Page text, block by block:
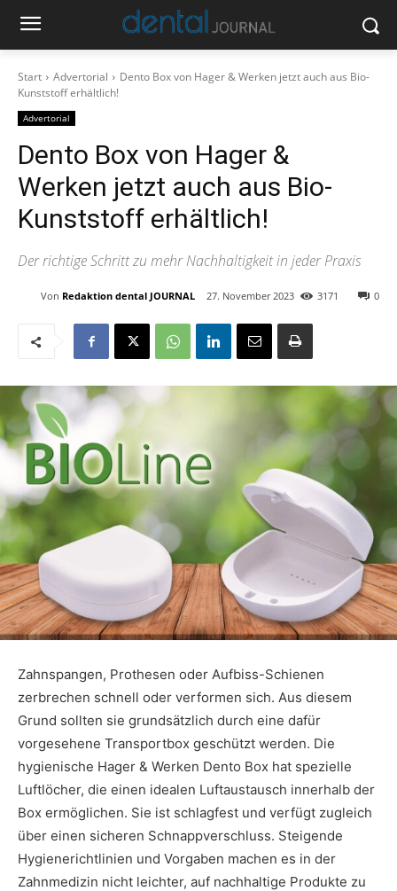
Start Advertorial
Dento Box von Hager & Werken jetzt auch aus Bio-
Kunststoff erhältlich!
Advertorial
Dento Box von Hager &
Werken jetzt auch aus Bio-
Kunststoff erhältlich!
Der richtige Schritt zu mehr Nachhaltigkeit in jeder Praxis
Von Redaktion dental JOURNAL 27. November 2023 0
3171
Zahnspangen, Prothesen oder Aufbiss-Schienen
zerbrechen schnell oder verformen sich. Aus diesem
Grund sollten sie grundsätzlich durch eine dafür
vorgesehene Transportbox geschützt werden. Die
hygienische Hager & Werken Dento Box hat spezielle
Luftlöcher, die einen idealen Luftaustausch innerhalb der
Box ermöglichen. Sie ist schlagfest und verfügt zugleich
über einen sicheren Schnappverschluss. Steigende
Hygienerichtlinien und Vorgaben machen es in der
Zahnmedizin nicht leichter, auf nachhaltige Produkte zu